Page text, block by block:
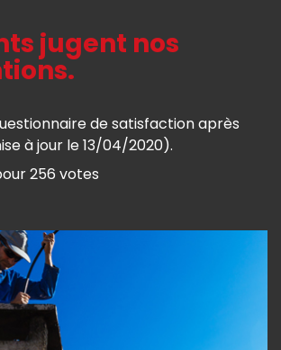
jugent nos
de satisfaction après
à jour le 13/04/2020).
256 votes